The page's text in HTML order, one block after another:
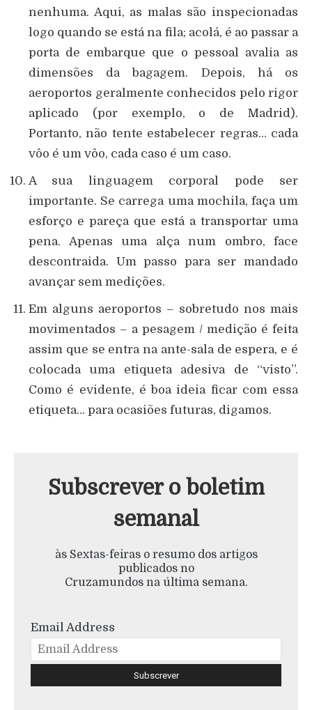
nenhuma. Aqui, as malas são inspecionadas
logo quando se está na fila; acolá, é ao passar a
porta de embarque que o pessoal avalia as
dimensões da bagagem. Depois, há os
aeroportos geralmente conhecidos pelo rigor
aplicado (por exemplo, o de Madrid).
Portanto, não tente estabelecer regras… cada
vôo é um vôo, cada caso é um caso.
A sua linguagem corporal pode ser
importante. Se carrega uma mochila, faça um
esforço e pareça que está a transportar uma
pena. Apenas uma alça num ombro, face
descontraida. Um passo para ser mandado
avançar sem medições.
Em alguns aeroportos – sobretudo nos mais
movimentados – a pesagem / medição é feita
assim que se entra na ante-sala de espera, e é
colocada uma etiqueta adesiva de “visto”.
Como é evidente, é boa ideia ficar com essa
etiqueta… para ocasiões futuras, digamos.
Subscrever o boletim
semanal
às Sextas-feiras o resumo dos artigos
publicados no
Cruzamundos na última semana.
Email Address